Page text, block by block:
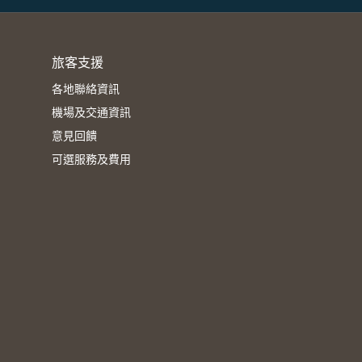
旅客支援
各地聯絡資訊
機場及交通資訊
意見回饋
可選服務及費用